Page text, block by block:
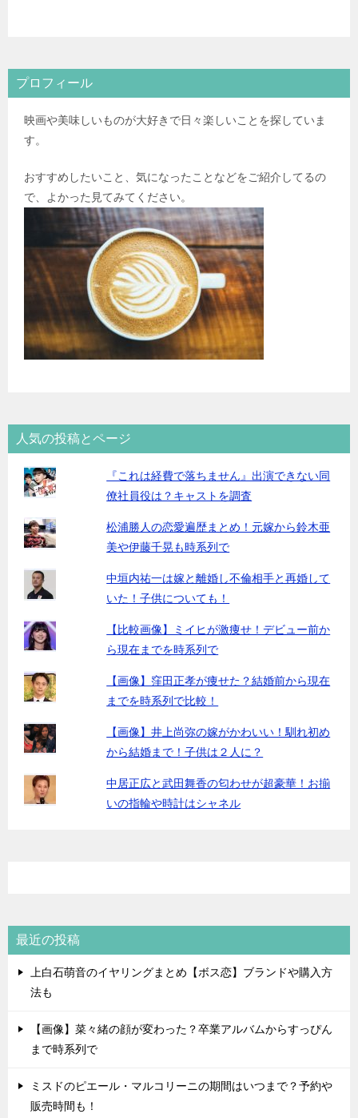
プロフィール
映画や美味しいものが大好きで日々楽しいことを探していま
す。
おすすめしたいこと、気になったことなどをご紹介してるの
で、よかった見てみてください。
人気の投稿とページ
『これは経費で落ちません』出演できない同
僚社員役は？キャストを調査
松浦勝人の恋愛遍歴まとめ！元嫁から鈴木亜
美や伊藤千晃も時系列で
中垣内祐一は嫁と離婚し不倫相手と再婚して
いた！子供についても！
【比較画像】ミイヒが激痩せ！デビュー前か
ら現在までを時系列で
【画像】窪田正孝が痩せた？結婚前から現在
までを時系列で比較！
【画像】井上尚弥の嫁がかわいい！馴れ初め
から結婚まで！子供は２人に？
中居正広と武田舞香の匂わせが超豪華！お揃
いの指輪や時計はシャネル
最近の投稿
上白石萌音のイヤリングまとめ【ボス恋】ブランドや購入方
法も
【画像】菜々緒の顔が変わった？卒業アルバムからすっぴん
まで時系列で
ミスドのピエール・マルコリーニの期間はいつまで？予約や
販売時間も！